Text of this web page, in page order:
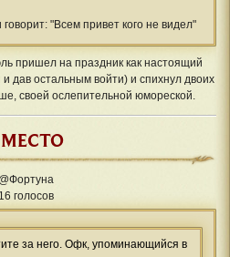
"Всем привет кого не видел"
пришел на праздник как настоящий
дав остальным войти) и спихнул двоих
своей ослепительной юмореской.
МЕСТО
@Фортуна
16 голосов
за него. Офк, упоминающийся в